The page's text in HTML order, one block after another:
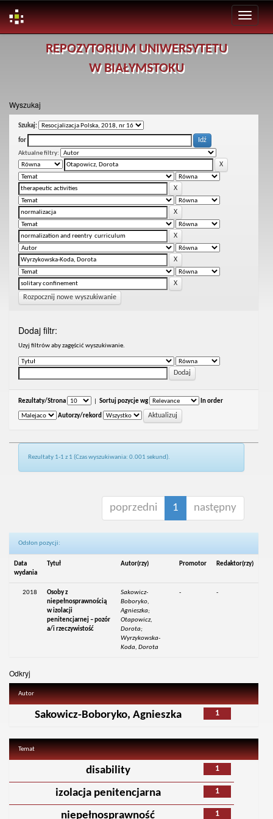
REPOZYTORIUM UNIWERSYTETU
W BIAŁYMSTOKU
Wyszukaj
Szukaj:
for
Aktualne filtry:
Rozpocznij nowe wyszukiwanie
Dodaj filtr:
Uzyj filtrów aby zagęścić wyszukiwanie.
Rezultaty/Strona Sortuj pozycje wg In order
Autorzy/rekord
Rezultaty 1-1 z 1 (Czas wyszukiwania: 0.001 sekund).
poprzedni 1 następny
Odsłon pozycji:
Data
wydania
Tytuł Autor(rzy) Promotor Redaktor(rzy)
2018
Osoby z
niepełnosprawnością
w izolacji
penitencjarnej – pozór
a/i rzeczywistość
Sakowicz-
Boboryko,
Agnieszka;
Otapowicz,
Dorota;
Wyrzykowska-
Koda, Dorota
- -
Odkryj
Autor
1
Sakowicz-Boboryko, Agnieszka
Temat
1
disability
1
izolacja penitencjarna
1
niepełnosprawność